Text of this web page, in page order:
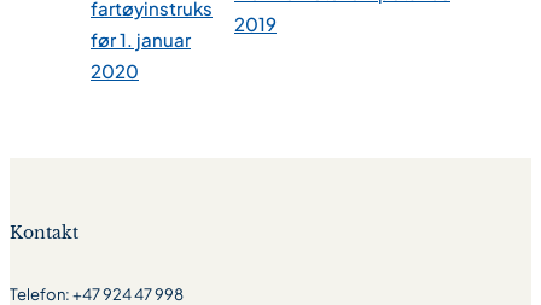
fartøyinstruks
før 1. januar
2020
2019
Kontakt
Telefon: +47 924 47 998